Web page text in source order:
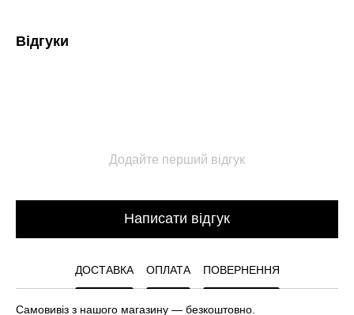
Відгуки
Додайте перший відгук
Написати відгук
ДОСТАВКА ОПЛАТА ПОВЕРНЕННЯ
Самовивіз з нашого магазину — безкоштовно.